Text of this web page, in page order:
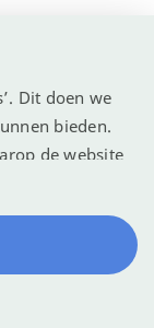
tot 12 jaar
Reserveren
Dit doen we
bieden.
de website
willen
betere